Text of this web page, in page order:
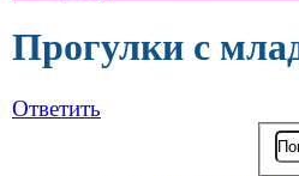
Прогулки с
Ответить